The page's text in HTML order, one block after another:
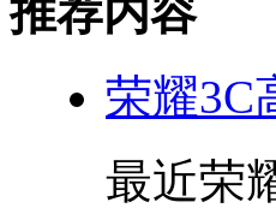
推荐内容
荣耀3C
最近荣